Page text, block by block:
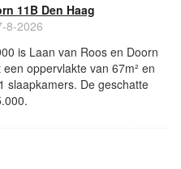
11B Den Haag
8-2026
is Laan van Roos en Doorn
oppervlakte van 67m² en
slaapkamers. De geschatte